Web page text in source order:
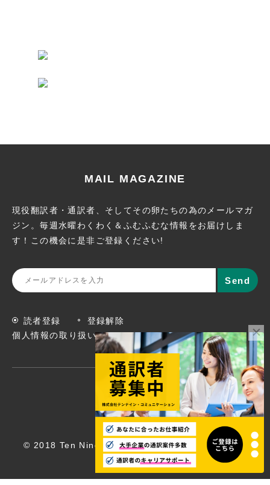
MAIL MAGAZINE
現役翻訳者・通訳者、そしてその卵たちの為のメールマガ
ジン。毎週水曜わくわく＆ふむふむな情報をお届けしま
す！この機会に 是非ご登録ください!
読者登録
登録解除
個人情報の取り扱いについて
© 2018 Ten Nine Communications, Inc. All rights
reserved.